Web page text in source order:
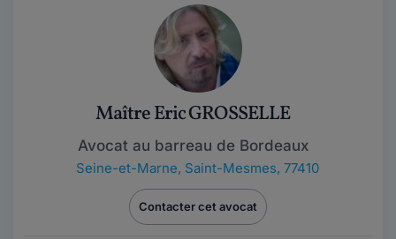
Maître Eric GROSSELLE
Avocat au barreau de Bordeaux
Seine-et-Marne, Saint-Mesmes, 77410
Contacter cet avocat